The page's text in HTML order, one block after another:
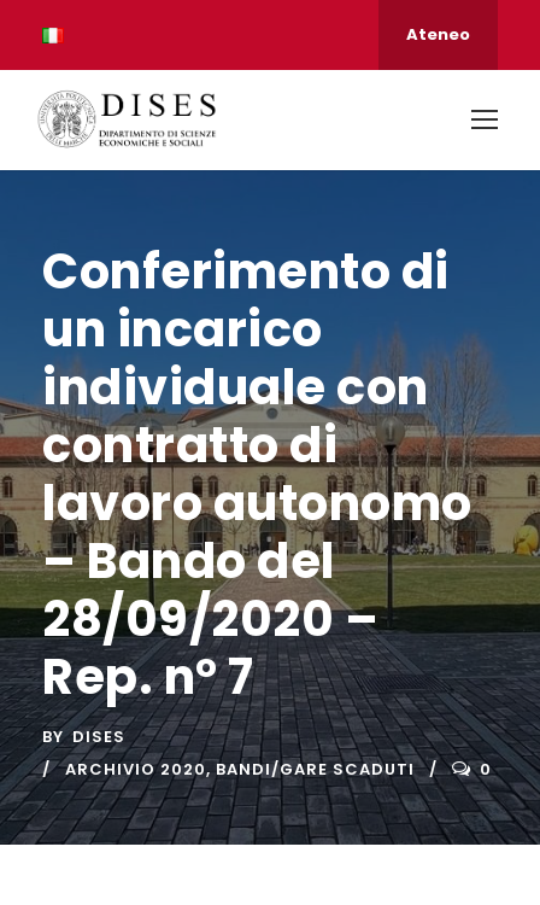
Ateneo
Conferimento di
un incarico
individuale con
contratto di
lavoro autonomo
– Bando del
28/09/2020 –
Rep. n° 7
BY DISES
ARCHIVIO 2020, BANDI/GARE SCADUTI 0